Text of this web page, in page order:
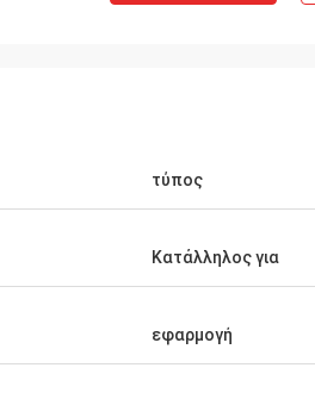
τύπος
Κατάλληλος για
εφαρμογή